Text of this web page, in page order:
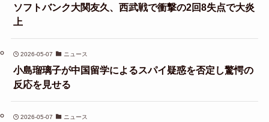
ソフトバンク大関友久、西武戦で衝撃の2回8失点で大炎
上
2026-05-07 ニュース
小島瑠璃子が中国留学によるスパイ疑惑を否定し驚愕の
反応を見せる
2026-05-07 ニュース